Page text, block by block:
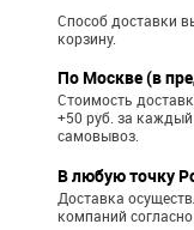
Способ доставки
корзину.
По Москве (в
Стоимость
+50 руб. за
самовывоз.
В любую точку
Доставка
компаний